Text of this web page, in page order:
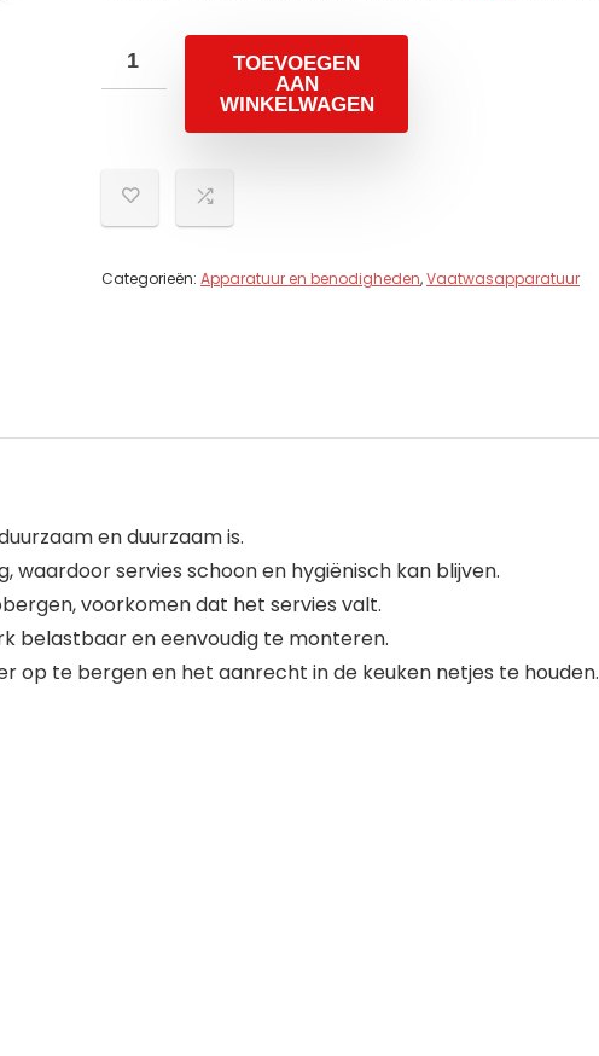
TOEVOEGEN
AAN
WINKELWAGEN
Categorieën: Apparatuur en benodigheden,Vaatwasapparatuur
en duurzaam is.
servies schoon en hygiënisch kan blijven.
voorkomen dat het servies valt.
belastbaar en eenvoudig te monteren.
op te bergen en het aanrecht in de keuken netjes te houden.